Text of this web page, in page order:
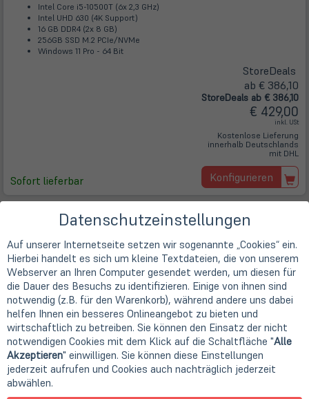
Intel Core i5-10500T (6x 2,3 GHz)
Intel UHD 630 (4K Support)
16 GB DDR4 (2x 8 GB)
256GB SSD M.2 PCIe/NVMe
Windows 11 Pro - 64 Bit
Sofort lieferbar
StoreDeals
ab € 386,10
StoreDeals ab € 386,10
€ 429,00
inkl. USt
Kostenlose Lieferung
innerhalb Deutschlands
mit DHL
Konfigurieren
HP Elitedesk 805 G8 - Mini
Datenschutzeinstellungen
Auf unserer Internetseite setzen wir sogenannte „Cookies“ ein.
Hierbei handelt es sich um kleine Textdateien, die von unserem
Webserver an Ihren Computer gesendet werden, um diesen für
die Dauer des Besuchs zu identifizieren. Einige von ihnen sind
notwendig (z.B. für den Warenkorb), während andere uns dabei
helfen Ihnen ein besseres Onlineangebot zu bieten und
wirtschaftlich zu betreiben. Sie können den Einsatz der nicht
notwendigen Cookies mit dem Klick auf die Schaltfläche "Alle
Akzeptieren" einwilligen. Sie können diese Einstellungen
jederzeit aufrufen und Cookies auch nachträglich jederzeit
abwählen.